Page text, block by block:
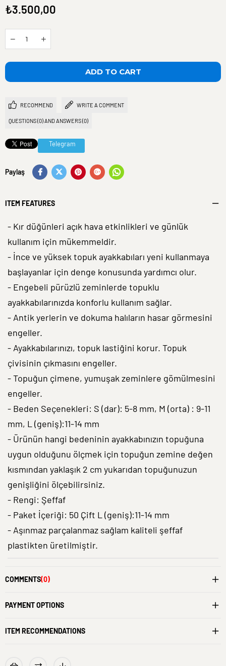
₺3.500,00
RECOMMEND WRITE A COMMENT
QUESTIONS (0) AND ANSWERS (0)
Telegram
Paylaş
ITEM FEATURES
- Kır düğünleri açık hava etkinlikleri ve günlük
kullanım için mükemmeldir.
- İnce ve yüksek topuk ayakkabıları yeni kullanmaya
başlayanlar için denge konusunda yardımcı olur.
- Engebeli pürüzlü zeminlerde topuklu
ayakkabılarınızda konforlu kullanım sağlar.
- Antik yerlerin ve dokuma halıların hasar görmesini
engeller.
- Ayakkabılarınızı, topuk lastiğini korur. Topuk
çivisinin çıkmasını engeller.
- Topuğun çimene, yumuşak zeminlere gömülmesini
engeller.
- Beden Seçenekleri: S (dar): 5-8 mm, M (orta) : 9-11
mm, L (geniş):11-14 mm
- Ürünün hangi bedeninin ayakkabınızın topuğuna
uygun olduğunu ölçmek için topuğun zemine değen
kısmından yaklaşık 2 cm yukarıdan topuğunuzun
genişliğini ölçebilirsiniz.
- Rengi: Şeffaf
- Paket İçeriği: 50 Çift L (geniş):11-14 mm
- Aşınmaz parçalanmaz sağlam kaliteli şeffaf
plastikten üretilmiştir.
COMMENTS(0)
PAYMENT OPTIONS
ITEM RECOMMENDATIONS